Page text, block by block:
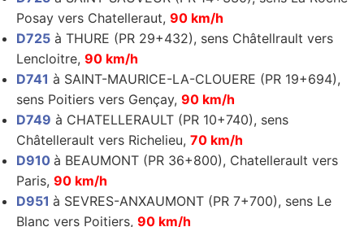
Posay vers Chatelleraut, 90 km/h
D725 à THURE (PR 29+432), sens Châtellrault vers
Lencloitre, 90 km/h
D741 à SAINT-MAURICE-LA-CLOUERE (PR 19+694),
sens Poitiers vers Gençay, 90 km/h
D749 à CHATELLERAULT (PR 10+740), sens
Châtellerault vers Richelieu, 70 km/h
D910 à BEAUMONT (PR 36+800), Chatellerault vers
Paris, 90 km/h
D951 à SEVRES-ANXAUMONT (PR 7+700), sens Le
Blanc vers Poitiers, 90 km/h